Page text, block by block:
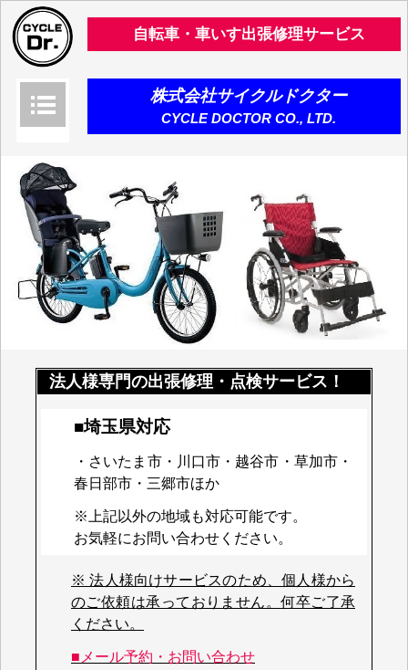
自転車・車いす出張修理サービス
株式会社サイクルドクター
CYCLE DOCTOR CO., LTD.
法人様専門の出張修理・点検サービス！
■埼玉県対応
・さいたま市・川口市・越谷市・草加市・
春日部市・三郷市ほか
※上記以外の地域も対応可能です。
お気軽にお問い合わせください。
※ 法人様向けサービスのため、個人様から
のご依頼は承っておりません。何卒ご了承
ください。
■メール予約・お問い合わせ